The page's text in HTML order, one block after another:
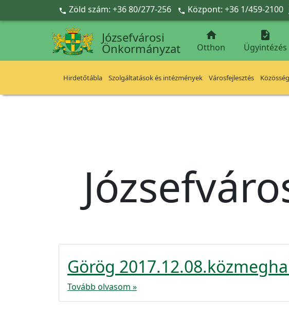
Ugrás a fő tartalomra
 Zöld szám: +36 80/277-256  Központ: +36 1/459-2100
Józsefvárosi
Önkormányzat

Otthon

Ügyintézés
Hirdetőtábla Szolgáltatások és intézmények Városfejlesztés Közösség
Görög
Tovább olvasom »